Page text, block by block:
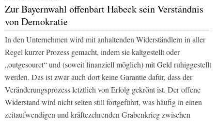
Zur Bayernwahl offenbart Habeck sein Verständnis
von Demokratie
In den Unternehmen wird mit anhaltenden Widerständlern in aller
Regel kurzer Prozess gemacht, indem sie kaltgestellt oder
„outgesourct“ und (soweit finanziell möglich) mit Geld ruhiggestellt
werden. Das ist zwar auch dort keine Garantie dafür, dass der
Veränderungsprozess letztlich von Erfolg gekrönt ist. Der offene
Widerstand wird nicht selten still fortgeführt, was häufig in einen
zeitaufwendigen und kräftezehrenden Grabenkrieg zwischen